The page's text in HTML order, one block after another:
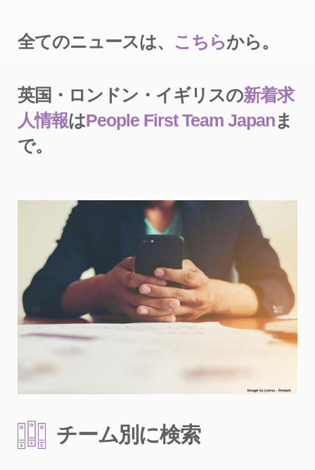
全てのニュースは、 こちらから。
英国・ロンドン・イギリスの新着求
人情報はPeople First Team Japanま
で。
チーム別に検索